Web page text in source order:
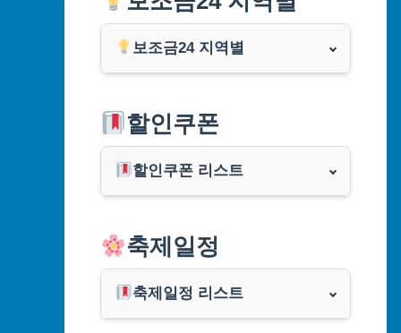
보조금24 지역별
부산광역시
대구광역시
인천광역시
광주광역시
할인쿠폰
할인쿠폰 리스트
쿠팡
클룩
축제일정
축제일정 리스트